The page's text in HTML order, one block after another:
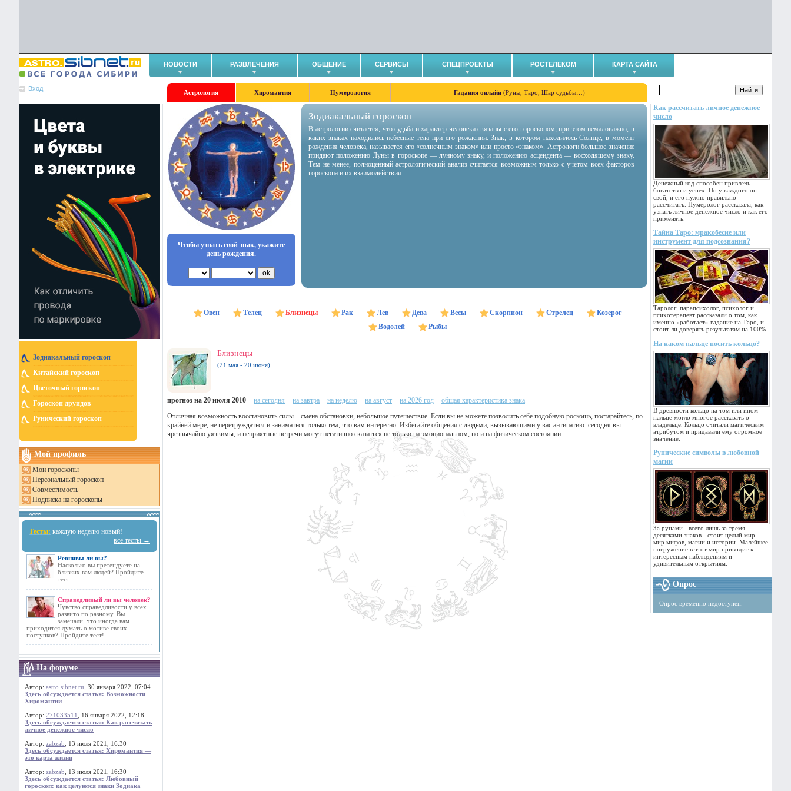
НОВОСТИ РАЗВЛЕЧЕНИЯ ОБЩЕНИЕ СЕРВИСЫ СПЕЦПРОЕКТЫ РОСТЕЛЕКОМ КАРТА САЙТА
Вход
Астрология Хиромантия Нумерология Гадания онлайн (Руны, Таро, Шар судьбы…)
Зодиакальный гороскоп
Китайский гороскоп
Цветочный гороскоп
Гороскоп друидов
Рунический гороскоп
Мой профиль
Мои гороскопы
Персональный гороскоп
Совместимость
Подписка на гороскопы
Тесты: каждую неделю новый!
все тесты →
Ревнивы ли вы?
Насколько вы претендуете на
близких вам людей? Пройдите
тест.
Справедливый ли вы человек?
Чувство справедливости у всех
развито по разному. Вы
замечали, что иногда вам
приходится думать о мотиве своих
поступков? Пройдите тест!
На форуме
Автор: astro.sibnet.ru , 30 января 2022, 07:04
Здесь обсуждается статья: Возможности
Хиромантии
Автор: 271033511
, 16 января 2022, 12:18
Здесь обсуждается статья: Как рассчитать
личное денежное число
Автор: zabzab , 13 июля 2021, 16:30
Здесь обсуждается статья: Хиромантия —
это карта жизни
Автор: zabzab , 13 июля 2021, 16:30
Здесь обсуждается статья: Любовный
гороскоп: как целуются знаки Зодиака
Как рассчитать личное денежное
число
Денежный код способен привлечь
богатство и успех. Но у каждого он
свой, и его нужно правильно
рассчитать. Нумеролог рассказала, как
узнать личное денежное число и как его
применять.
Тайна Таро: мракобесие или
инструмент для подсознания?
Таролог, парапсихолог, психолог и
психотерапевт рассказали о том, как
именно «работает» гадание на Таро, и
стоит ли доверять результатам на 100%.
На каком пальце носить кольцо?
В древности кольцо на том или ином
пальце могло многое рассказать о
владельце. Кольцо считали магическим
атрибутом и придавали ему огромное
значение.
Рунические символы в любовной
магии
За рунами - всего лишь за тремя
десятками знаков - стоит целый мир -
мир мифов, магии и истории. Малейшее
погружение в этот мир приводит к
интересным наблюдениям и
удивительным открытиям.
Опрос
Опрос временно недоступен.
Чтобы узнать свой знак, укажите
день рождения.
Зодиакальный гороскоп
В астрологии считается, что судьба и характер человека связаны с его гороскопом, при этом немаловажно, в
каких знаках находились небесные тела при его рождении. Знак, в котором находилось Солнце, в момент
рождения человека, называется его «солнечным знаком» или просто «знаком». Астрологи большое значение
придают положению Луны в гороскопе — лунному знаку, и положению асцендента — восходящему знаку.
Тем не менее, полноценный астрологический анализ считается возможным только с учётом всех факторов
гороскопа и их взаимодействия.
Овен Телец Близнецы Рак Лев Дева Весы Скорпион Стрелец
Козерог
Водолей
Рыбы
Близнецы
(21 мая - 20 июня)
прогноз на 20 июля 2010 на сегодня на завтра на неделю на август на 2026 год
общая характеристика знака
Отличная возможность восстановить силы – смена обстановки, небольшое путешествие. Если вы не можете позволить себе подобную роскошь, постарайтесь, по
крайней мере, не перетруждаться и заниматься только тем, что вам интересно. Избегайте общения с людьми, вызывающими у вас антипатию: сегодня вы
чрезвычайно уязвимы, и неприятные встречи могут негативно сказаться не только на эмоциональном, но и на физическом состоянии.